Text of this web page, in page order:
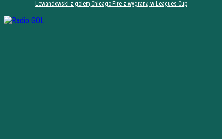
Lewandowski z golem,Chicago Fire z wygraną w Leagues Cup